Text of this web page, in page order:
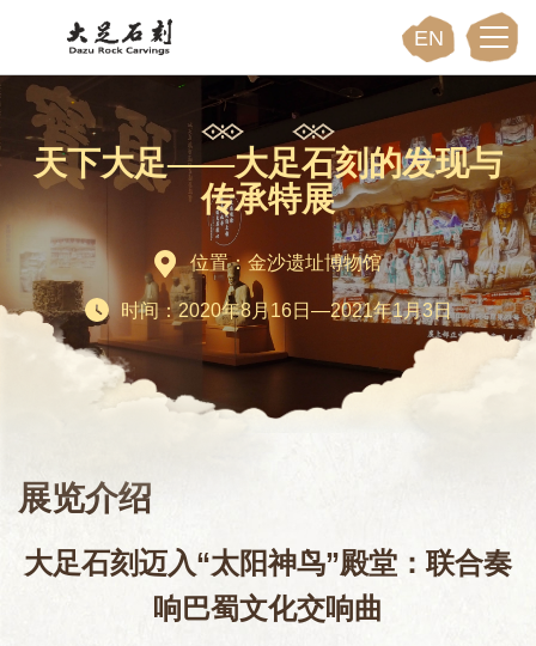
EN
天下大足——大足石刻的发现与
传承特展
位置：金沙遗址博物馆
时间：2020年8月16日—2021年1月3日
展览介绍
大足石刻迈入“太阳神鸟”殿堂：联合奏
响巴蜀文化交响曲